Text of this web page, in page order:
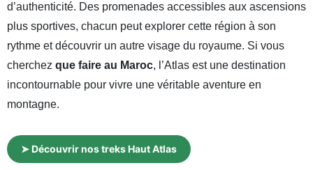
d’authenticité. Des promenades accessibles aux ascensions
plus sportives, chacun peut explorer cette région à son
rythme et découvrir un autre visage du royaume. Si vous
cherchez que faire au Maroc, l’Atlas est une destination
incontournable pour vivre une véritable aventure en
montagne.
➤ Découvrir nos treks Haut Atlas